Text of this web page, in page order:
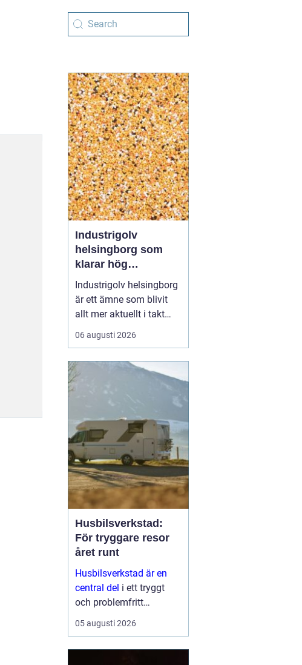
Industrigolv
helsingborg som
klarar hög
belastning och tuffa
krav
Industrigolv helsingborg
är ett ämne som blivit
allt mer aktuellt i takt
med att fler
verksamheter söker
lättskötta golvlösningar.
produktionsmiljöer
behöver golvet vara mer
än bara en slityta. Golvet
ska tåla tung trafi...
06 augusti 2026
Husbilsverkstad:
För tryggare resor
året runt
Husbilsverkstad är en
central del i ett tryggt
och problemfritt
husbilsliv. När en husbil
används som både
05 augusti 2026